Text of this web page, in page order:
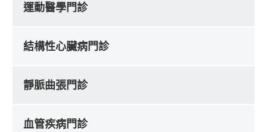
運動醫學門診
結構性心臟病門診
靜脈曲張門診
血管疾病門診